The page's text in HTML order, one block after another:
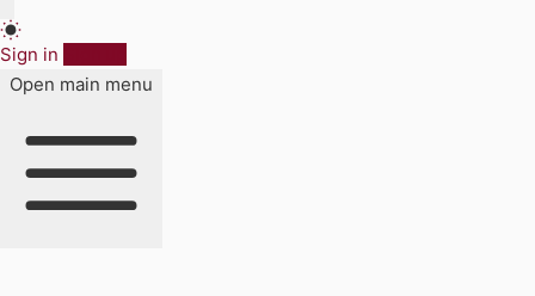
Sign in
Open main menu